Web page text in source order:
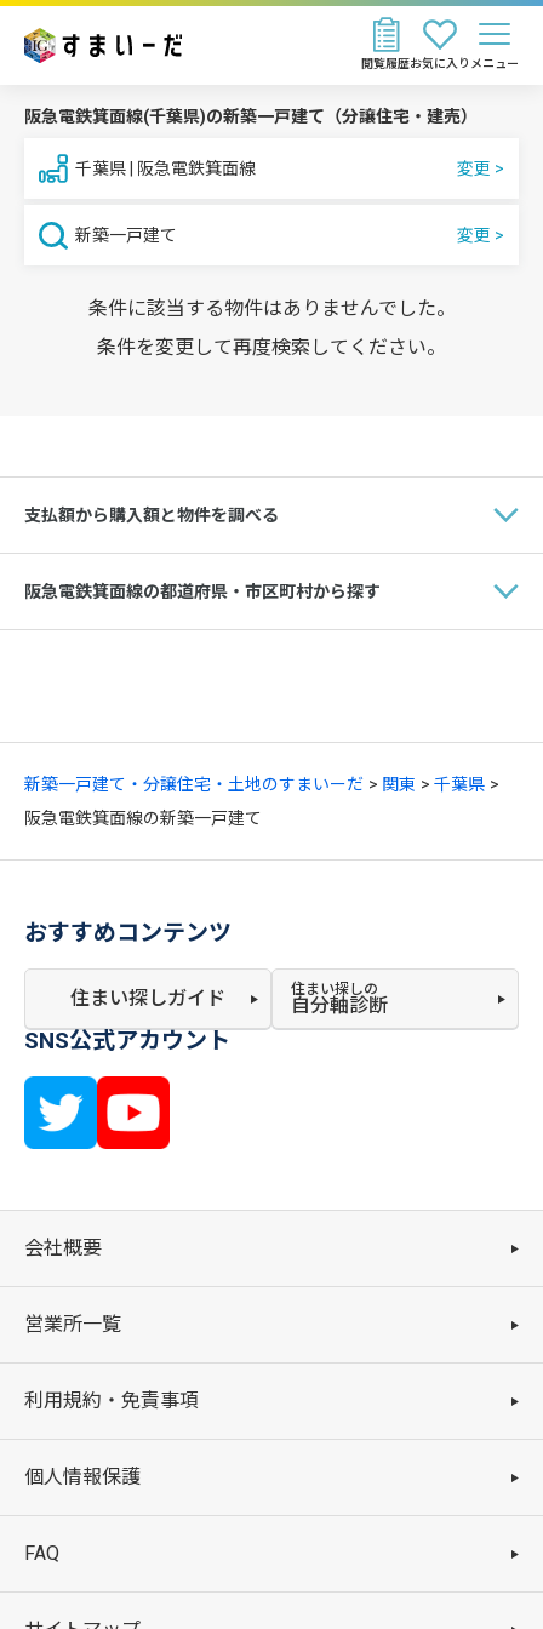
お気に入り
閲覧履歴 メニュー
新築一戸建て・分譲住宅・土地のすまいーだ 関東
千葉県
阪急電鉄箕面線の新築一戸建て
阪急電鉄箕面線(千葉県)の新築一戸建て（分譲住宅・建売）
千葉県 | 阪急電鉄箕面線
新築一戸建て
条件に該当する物件はありませんでした。
条件を変更して再度検索してください。
支払額から購入額と物件を調べる
阪急電鉄箕面線の都道府県・市区町村から探す
おすすめコンテンツ
住まい探しガイド 住まい探しの
自分軸診断
SNS公式アカウント
会社概要
営業所一覧
利用規約・免責事項
個人情報保護
FAQ